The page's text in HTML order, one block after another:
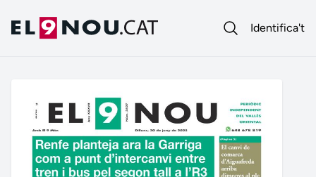
Identifica't